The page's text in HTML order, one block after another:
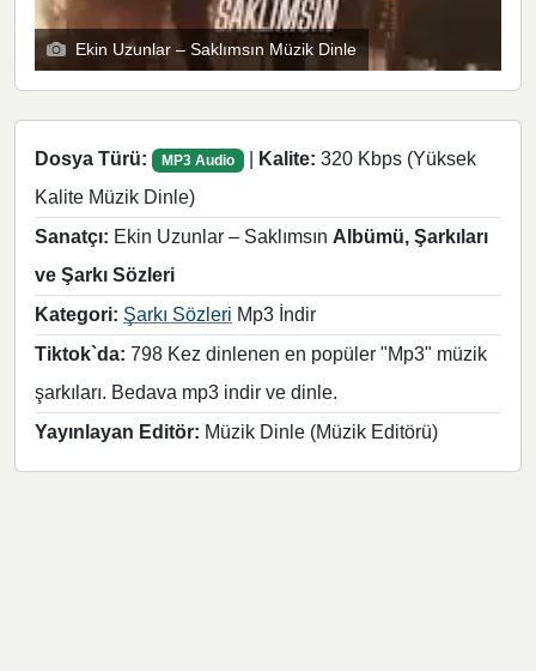
Ekin Uzunlar – Saklımsın Müzik Dinle
Dosya Türü: MP3 Audio | Kalite: 320 Kbps (Yüksek
Kalite Müzik Dinle)
Sanatçı: Ekin Uzunlar – Saklımsın Albümü, Şarkıları
ve Şarkı Sözleri
Kategori: Şarkı Sözleri Mp3 İndir
Tiktok`da: 798 Kez dinlenen en popüler "Mp3" müzik
şarkıları. Bedava mp3 indir ve dinle.
Yayınlayan Editör: Müzik Dinle (Müzik Editörü)